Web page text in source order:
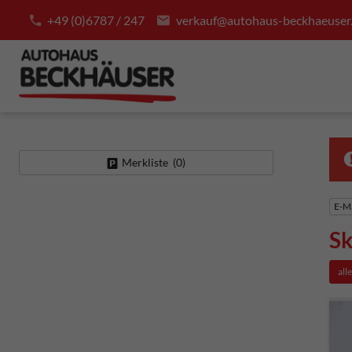
+49 (0)6787 / 247 verkauf@autohaus-
E-
alle
Merkliste (0)